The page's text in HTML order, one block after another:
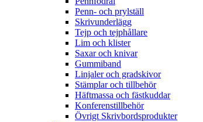
Penn- och prylställ
Skrivunderlägg
Tejp och tejphållare
Lim och klister
Saxar och knivar
Gummiband
Linjaler och gradskivor
Stämplar och tillbehör
Häftmassa och fästkuddar
Konferenstillbehör
Övrigt Skrivbordsprodukter